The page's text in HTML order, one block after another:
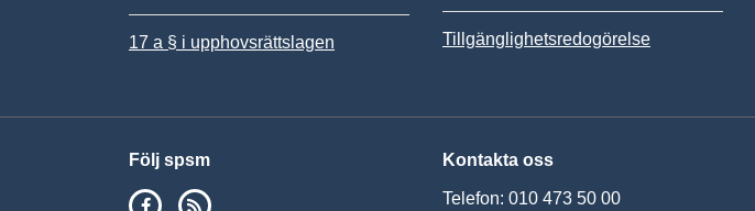
17 a § i upphovsrättslagen Tillgänglighetsredogörelse
Följ spsm
SPSM på Facebook
Kontakta oss
Telefon: 010 473 50 00